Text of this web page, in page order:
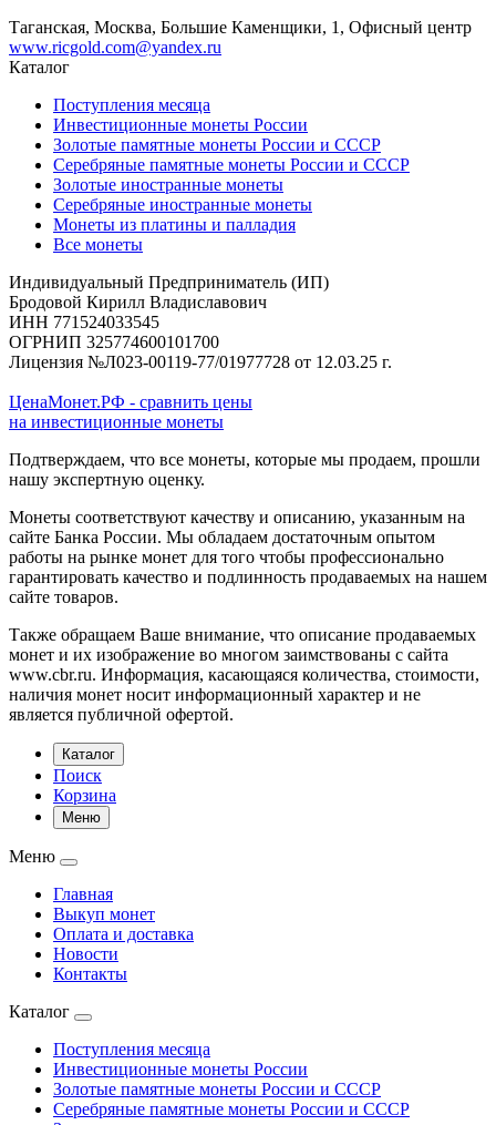
Таганская, Москва, Большие Каменщики, 1, Офисный центр
www.ricgold.com@yandex.ru
Каталог
Поступления месяца
Инвестиционные монеты России
Золотые памятные монеты России и СССР
Серебряные памятные монеты России и СССР
Золотые иностранные монеты
Серебряные иностранные монеты
Монеты из платины и палладия
Все монеты
Индивидуальный Предприниматель (ИП)
Бродовой Кирилл Владиславович
ИНН 771524033545
ОГРНИП 325774600101700
Лицензия №Л023-00119-77/01977728 от 12.03.25 г.
ЦенаМонет.РФ - сравнить цены
на инвестиционные монеты
Подтверждаем, что все монеты, которые мы продаем, прошли
нашу экспертную оценку.
Монеты соответствуют качеству и описанию, указанным на
сайте Банка России. Мы обладаем достаточным опытом
работы на рынке монет для того чтобы профессионально
гарантировать качество и подлинность продаваемых на нашем
сайте товаров.
Также обращаем Ваше внимание, что описание продаваемых
монет и их изображение во многом заимствованы с сайта
www.cbr.ru. Информация, касающаяся количества, стоимости,
наличия монет носит информационный характер и не
является публичной офертой.
Каталог
Поиск
Корзина
Меню
Меню
Главная
Выкуп монет
Оплата и доставка
Новости
Контакты
Каталог
Поступления месяца
Инвестиционные монеты России
Золотые памятные монеты России и СССР
Серебряные памятные монеты России и СССР